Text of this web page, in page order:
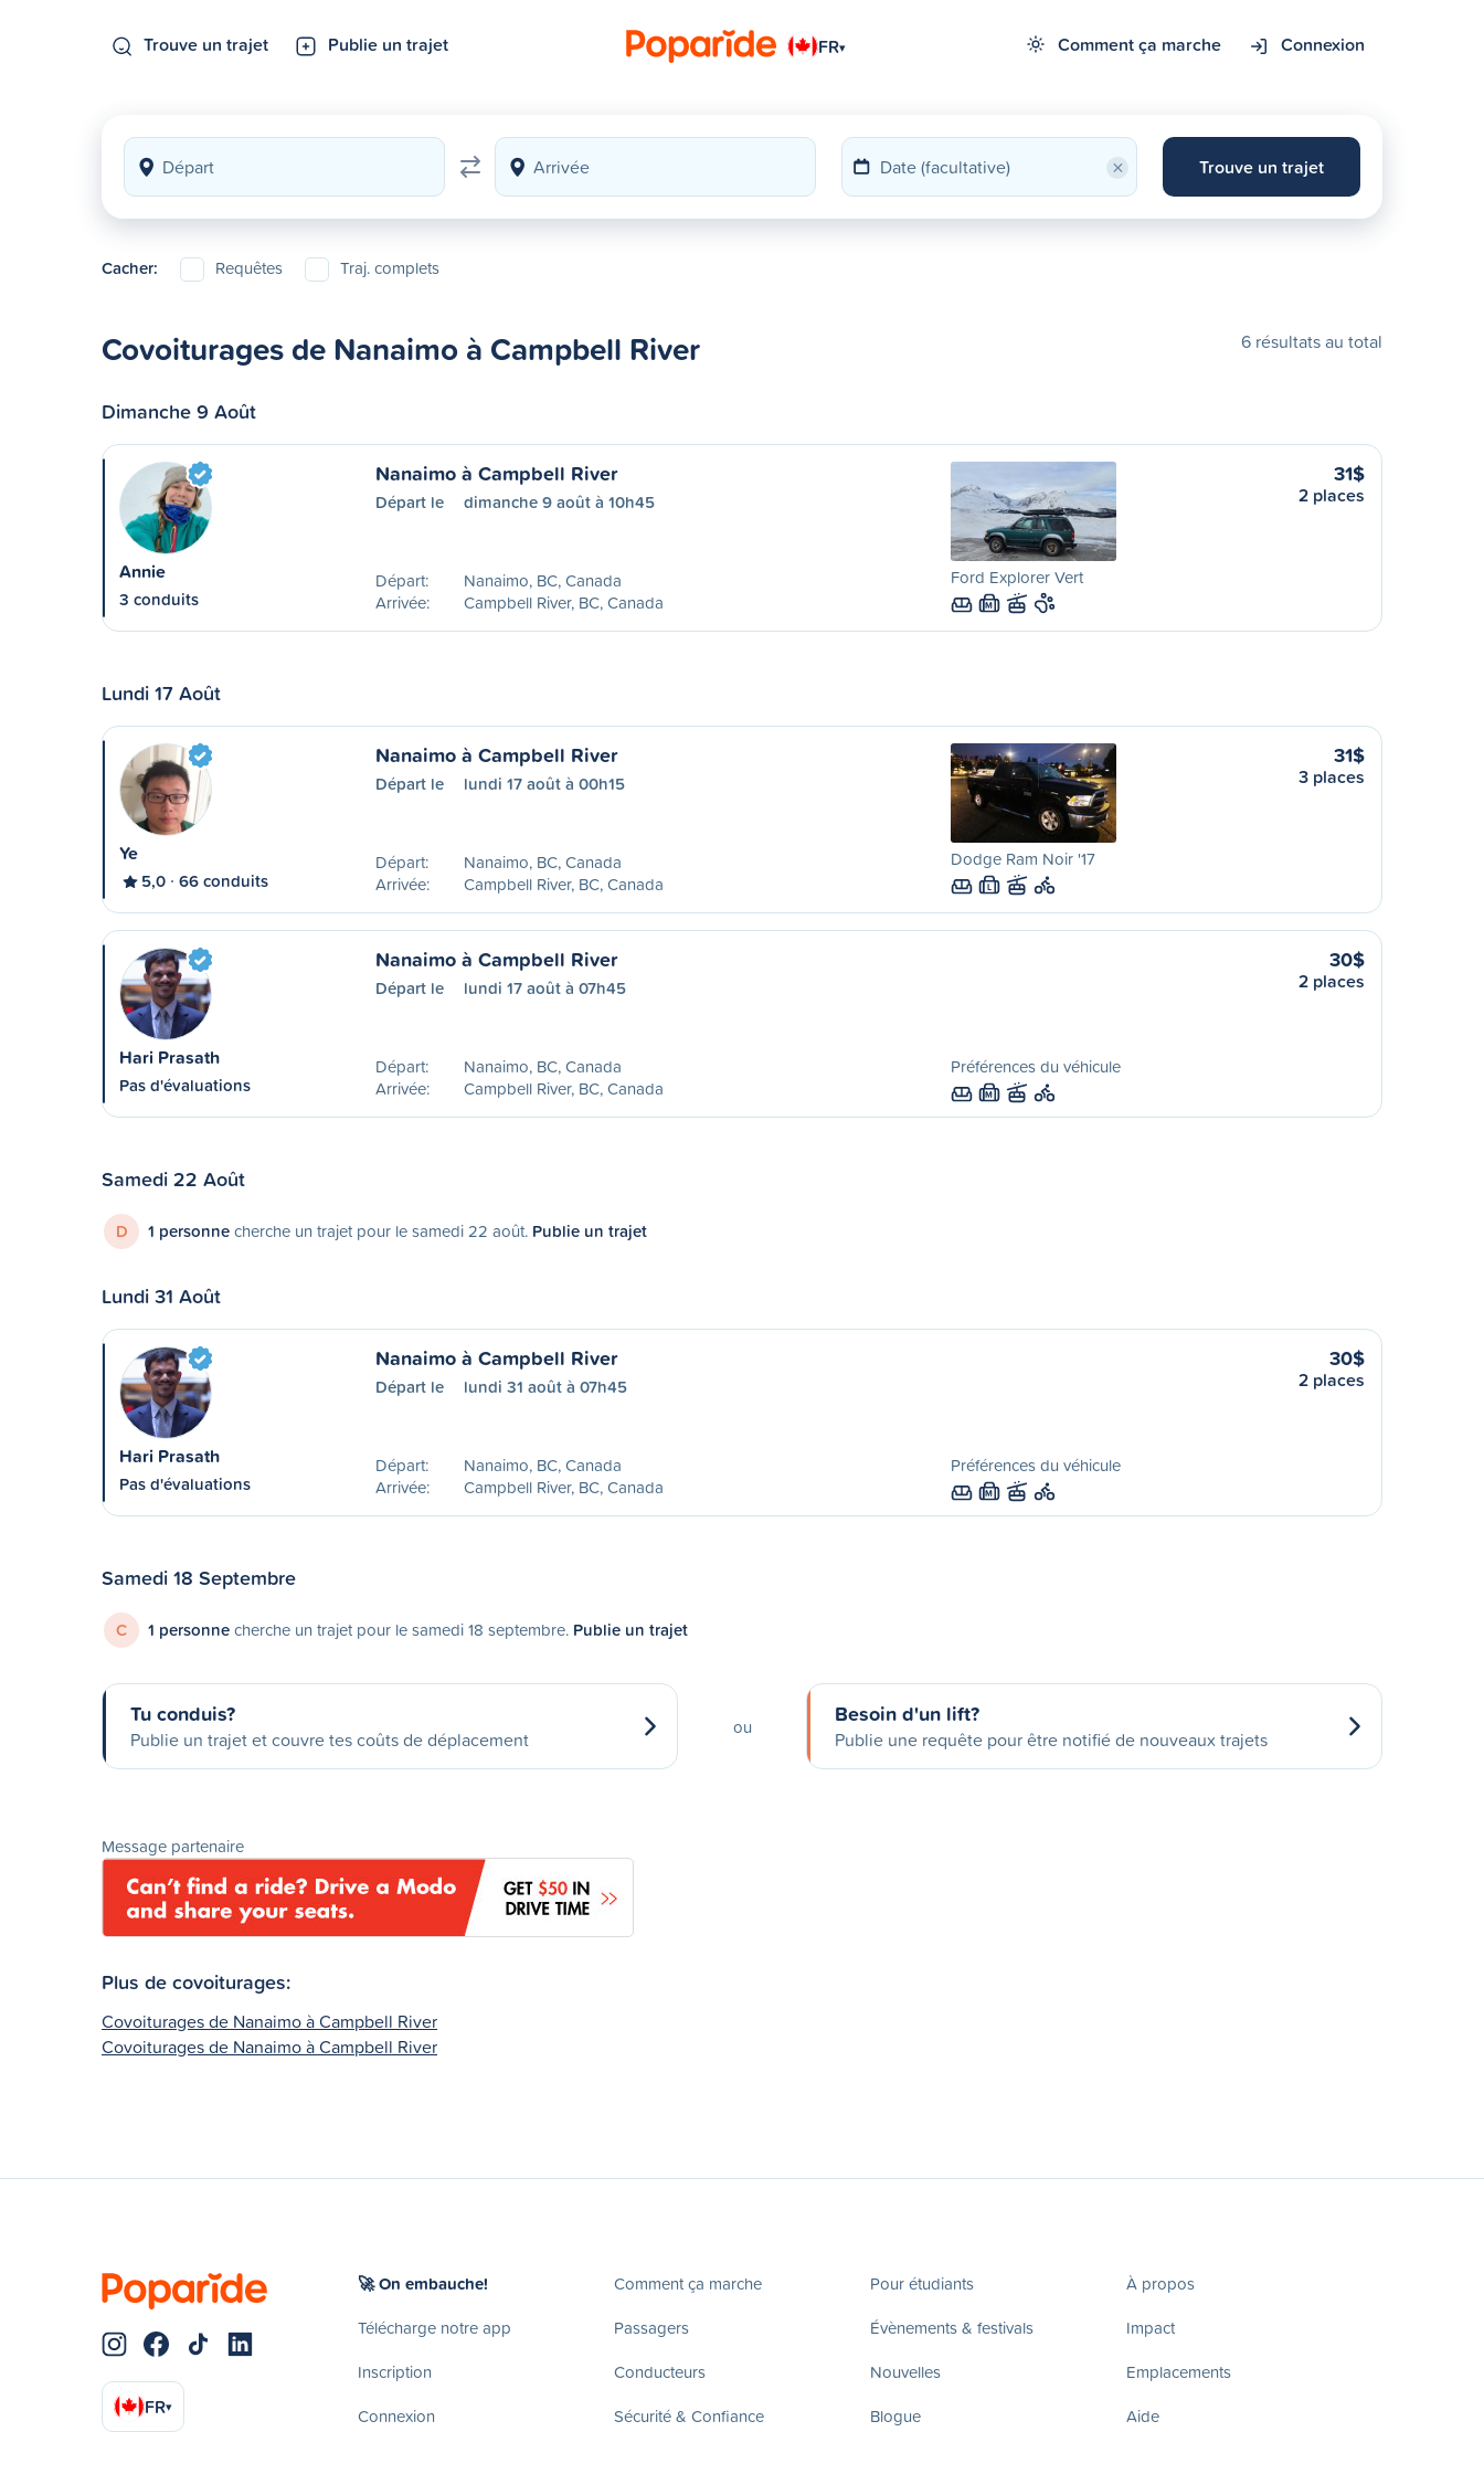
Trouve un trajet Publie un trajet FR▾ Comment ça marche Connexion
× Trouve un trajet
Cacher: Requêtes Traj. complets
Covoiturages de Nanaimo à Campbell River 6 résultats au total
Dimanche 9 Août
Annie
3 conduits
Nanaimo à Campbell River
Départ le dimanche 9 août à 10h45
Départ:
Nanaimo, BC, Canada
Arrivée:
Campbell River, BC, Canada
Ford Explorer Vert
M
31$
2 places
Lundi 17 Août
Ye
5,0 66 conduits
Nanaimo à Campbell River
Départ le lundi 17 août à 00h15
Départ:
Nanaimo, BC, Canada
Arrivée:
Campbell River, BC, Canada
Dodge Ram Noir '17
L
31$
3 places
Hari Prasath
Pas d'évaluations
Nanaimo à Campbell River
Départ le lundi 17 août à 07h45
Départ:
Nanaimo, BC, Canada
Arrivée:
Campbell River, BC, Canada
Préférences du véhicule
M
30$
2 places
Samedi 22 Août
D 1 personnecherche un trajet pour le samedi 22 août. Publie un trajet
Lundi 31 Août
Hari Prasath
Pas d'évaluations
Nanaimo à Campbell River
Départ le lundi 31 août à 07h45
Départ:
Nanaimo, BC, Canada
Arrivée:
Campbell River, BC, Canada
Préférences du véhicule
M
30$
2 places
Samedi 18 Septembre
C 1 personnecherche un trajet pour le samedi 18 septembre. Publie un trajet
Tu conduis?
Publie un trajet et couvre tes coûts de déplacement
ou Besoin d'un lift?
Publie une requête pour être notifié de nouveaux trajets
Message partenaire
Plus de covoiturages:
Covoiturages de Nanaimo à Campbell River
Covoiturages de Nanaimo à Campbell River
FR▾
🚀 On embauche!
Télécharge notre app
Inscription
Connexion
Comment ça marche
Passagers
Conducteurs
Sécurité & Confiance
Pour étudiants
Évènements & festivals
Nouvelles
Blogue
À propos
Impact
Emplacements
Aide